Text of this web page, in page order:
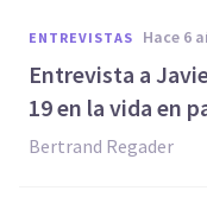
ENTREVISTAS hace 6
Entrevista a
19 en la vida en
Bertrand Regader